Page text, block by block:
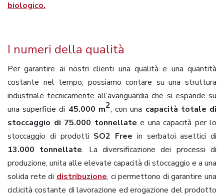
biologico.
I numeri della qualità
Per garantire ai nostri clienti una qualità e una quantità
costante nel tempo, possiamo contare su una struttura
industriale tecnicamente all’avanguardia che si espande su
una superficie di 45.000 m2, con una capacità totale di
stoccaggio di 75.000 tonnellate e una capacità per lo
stoccaggio di prodotti SO2 Free in serbatoi asettici di
13.000 tonnellate. La diversificazione dei processi di
produzione, unita alle elevate capacità di stoccaggio e a una
solida rete di distribuzione, ci permettono di garantire una
ciclicità costante di lavorazione ed erogazione del prodotto